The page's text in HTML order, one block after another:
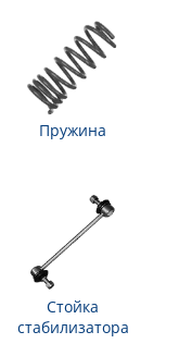
Пружина
Стойка
стабилизатора